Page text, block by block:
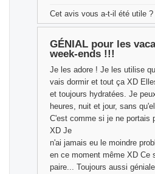
Cet avis vous a-t-il été utile ?
GÉNIAL pour les
week-ends !!!
Je les adore ! Je les utilise
vais dormir et tout ça XD
et toujours hydratées. Je
heures, nuit et jour, sans
C'est comme si je ne portais
XD Je
n'ai jamais eu le moindre
en ce moment même XD Ce
paire... Toujours aussi